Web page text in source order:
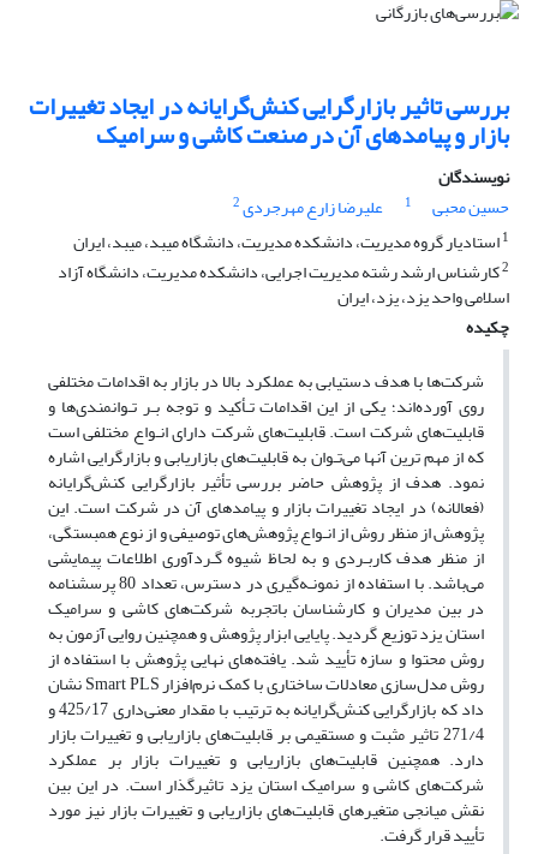
‌بررسی تاثیر بازارگرایی کنش‌گرایانه در ایجاد تغییرات
بازار و پیامدهای آن در صنعت کاشی و سرامیک
نویسندگان
حسین محبی
1 علیرضا زارع مهرجردی2
1استادیار گروه مدیریت، دانشکده مدیریت، دانشگاه میبد، میبد، ایران
2کارشناس ارشد رشته مدیریت اجرایی، دانشکده مدیریت، دانشگاه آزاد
اسلامی واحد یزد، یزد، ایران
چکیده
شرکت‌ها با هدف دستیابی به عملکرد بالا در بازار به اقدامات مختلفی
روی آورده‌اند؛ یکی از این اقدامات تـأکید و توجه بـر تـوانمندی‌ها و
قابلیت‌های شرکت است. قابلیت‌های شرکت دارای انـواع مختلفی است
که از مهم ترین آنها می‌تـوان به قابلیت‌های بازاریابی و بازارگرایی اشاره
نمود. هدف از پژوهش حاضر بررسی تأثیر بازارگرایی کنش‌گرایانه
(فعالانه) در ایجاد تغییرات بازار و پیامدهای آن در شرکت است. این
پژوهش از منظر روش از انـواع پژوهش‌های توصیفی و از نوع همبستگی،
از منظر هدف کاربـردی و به لحاظ شیوه گـردآوری اطلاعات پیمایشی
می‌باشد. با استفاده از نمونـه‌گیری در دسترس، تعداد 80 پرسشنامه
در بین مدیران و کارشناسان باتجربه شرکت‌های کاشی و سرامیک
استان یزد توزیع گردید. پایایی ابزار پژوهش و همچنین روایی آزمون به
روش محتوا و سازه تأیید شد. یافته‌های نهایی پژوهش با استفاده از
روش مدل‌سازی معادلات ساختاری با کمک نرم‌افزار Smart PLS نشان
داد که بازارگرایی کنش‌گرایانه به ترتیب با مقدار معنی‌داری 425/17 و
271/4 تاثیر مثبت و مستقیمی بر قابلیت‌های بازاریابی و تغییرات بازار
دارد. همچنین قابلیت‌های بازاریابی و تغییرات بازار بر عملکرد
شرکت‌های کاشی و سرامیک استان یزد تاثیرگذار است. در این بین
نقش میانجی متغیرهای قابلیت‌های بازاریابی و تغییرات بازار نیز مورد
تأیید قرار گرفت.